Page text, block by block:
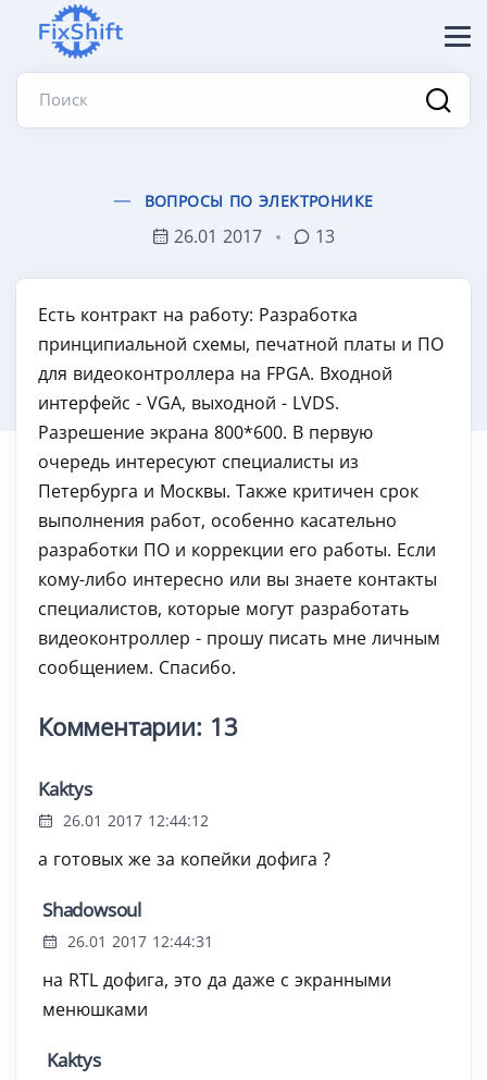
Поиск
ВОПРОСЫ ПО ЭЛЕКТРОНИКЕ
26.01 2017 13
Есть контракт на работу: Разработка
принципиальной схемы, печатной платы и ПО
для видеоконтроллера на FPGA. Входной
интерфейс - VGA, выходной - LVDS.
Разрешение экрана 800*600. В первую
очередь интересуют специалисты из
Петербурга и Москвы. Также критичен срок
выполнения работ, особенно касательно
разработки ПО и коррекции его работы. Если
кому-либо интересно или вы знаете контакты
специалистов, которые могут разработать
видеоконтроллер - прошу писать мне личным
сообщением. Спасибо.
Комментарии: 13
Kaktys
26.01 2017 12:44:12
а готовых же за копейки дофига ?
Shadowsoul
26.01 2017 12:44:31
на RTL дофига, это да даже с экранными
менюшками
Kaktys